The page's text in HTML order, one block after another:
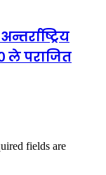
ले पराजित
fields are